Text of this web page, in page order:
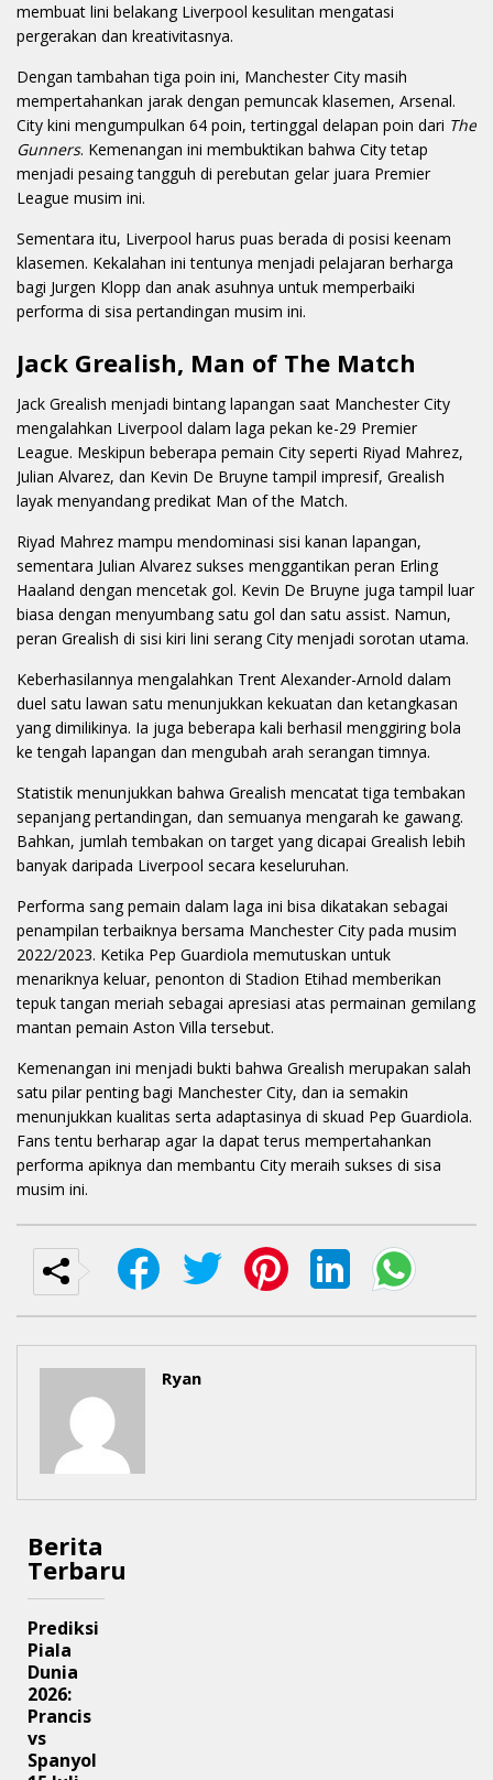
membuat lini belakang Liverpool kesulitan mengatasi
pergerakan dan kreativitasnya.
Dengan tambahan tiga poin ini, Manchester City masih
mempertahankan jarak dengan pemuncak klasemen, Arsenal.
City kini mengumpulkan 64 poin, tertinggal delapan poin dari The
Gunners. Kemenangan ini membuktikan bahwa City tetap
menjadi pesaing tangguh di perebutan gelar juara Premier
League musim ini.
Sementara itu, Liverpool harus puas berada di posisi keenam
klasemen. Kekalahan ini tentunya menjadi pelajaran berharga
bagi Jurgen Klopp dan anak asuhnya untuk memperbaiki
performa di sisa pertandingan musim ini.
Jack Grealish, Man of The Match
Jack Grealish menjadi bintang lapangan saat Manchester City
mengalahkan Liverpool dalam laga pekan ke-29 Premier
League. Meskipun beberapa pemain City seperti Riyad Mahrez,
Julian Alvarez, dan Kevin De Bruyne tampil impresif, Grealish
layak menyandang predikat Man of the Match.
Riyad Mahrez mampu mendominasi sisi kanan lapangan,
sementara Julian Alvarez sukses menggantikan peran Erling
Haaland dengan mencetak gol. Kevin De Bruyne juga tampil luar
biasa dengan menyumbang satu gol dan satu assist. Namun,
peran Grealish di sisi kiri lini serang City menjadi sorotan utama.
Keberhasilannya mengalahkan Trent Alexander-Arnold dalam
duel satu lawan satu menunjukkan kekuatan dan ketangkasan
yang dimilikinya. Ia juga beberapa kali berhasil menggiring bola
ke tengah lapangan dan mengubah arah serangan timnya.
Statistik menunjukkan bahwa Grealish mencatat tiga tembakan
sepanjang pertandingan, dan semuanya mengarah ke gawang.
Bahkan, jumlah tembakan on target yang dicapai Grealish lebih
banyak daripada Liverpool secara keseluruhan.
Performa sang pemain dalam laga ini bisa dikatakan sebagai
penampilan terbaiknya bersama Manchester City pada musim
2022/2023. Ketika Pep Guardiola memutuskan untuk
menariknya keluar, penonton di Stadion Etihad memberikan
tepuk tangan meriah sebagai apresiasi atas permainan gemilang
mantan pemain Aston Villa tersebut.
Kemenangan ini menjadi bukti bahwa Grealish merupakan salah
satu pilar penting bagi Manchester City, dan ia semakin
menunjukkan kualitas serta adaptasinya di skuad Pep Guardiola.
Fans tentu berharap agar Ia dapat terus mempertahankan
performa apiknya dan membantu City meraih sukses di sisa
musim ini.
Ryan
Berita
Terbaru
Prediksi
Piala
Dunia
2026:
Prancis
vs
Spanyol